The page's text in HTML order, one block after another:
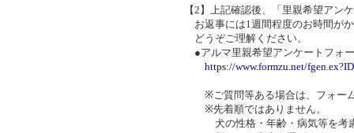
【2】上記確認後、「里親希望アン
お返事には1週間程度のお時間がか
どうぞご理解ください。
●アルマ里親希望アンケートフォ
https://www.formzu.net/
※ご質問等ある場合は、フォーム
※先着順ではありません。
犬の性格・年齢・病気等を考慮